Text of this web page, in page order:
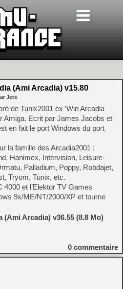
(Ami Arcadia) v15.80
Jets
de Tunix2001 ex ‘Win Arcadia
Amiga. Ecrit par James Jacobs et
en fait le port Windows du port
la famille des Arcadia2001 :
Hanimex, Intervision, Leisure-
Palladium, Poppy, Robdajet,
Tryom, Tunix, etc.
4000 et l’Elektor TV Games
9x/ME/NT/2000/XP et tourne
(Ami Arcadia) v36.55 (8.8 Mo)
0 commentaire